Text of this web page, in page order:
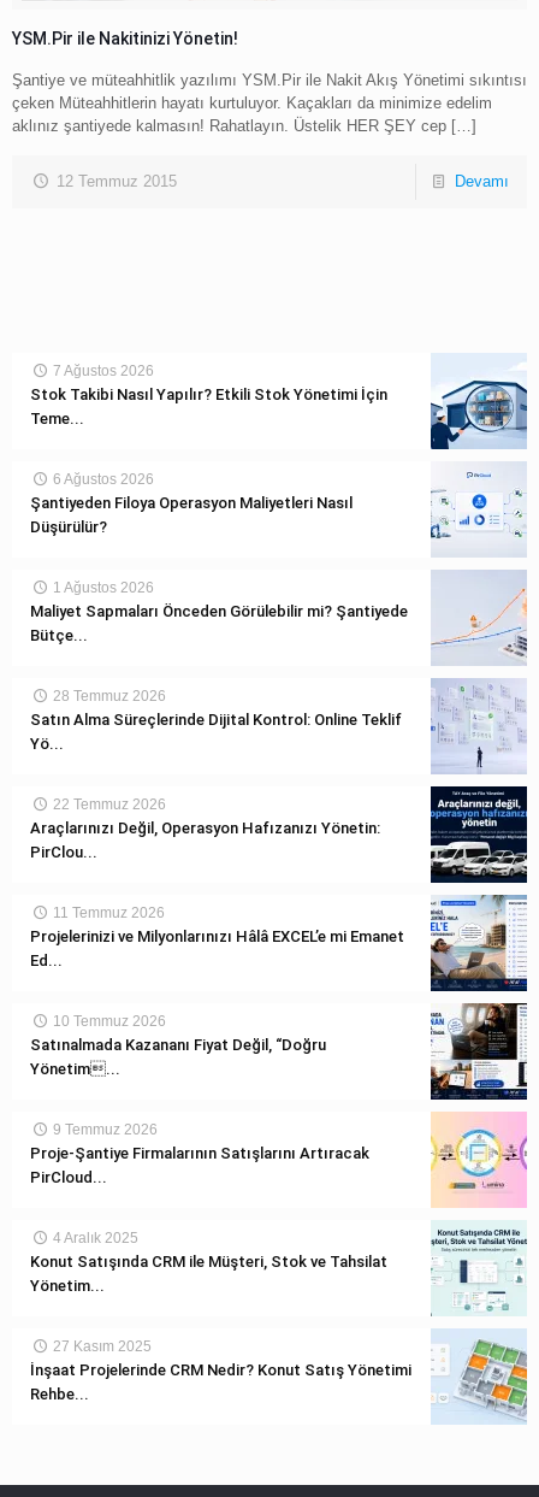
YSM.Pir ile Nakitinizi Yönetin!
Şantiye ve müteahhitlik yazılımı YSM.Pir ile Nakit Akış Yönetimi sıkıntısı
çeken Müteahhitlerin hayatı kurtuluyor. Kaçakları da minimize edelim
aklınız şantiyede kalmasın! Rahatlayın. Üstelik HER ŞEY cep […]
12 Temmuz 2015 Devamı
7 Ağustos 2026
Stok Takibi Nasıl Yapılır? Etkili Stok Yönetimi İçin
Teme...
6 Ağustos 2026
Şantiyeden Filoya Operasyon Maliyetleri Nasıl
Düşürülür?
1 Ağustos 2026
Maliyet Sapmaları Önceden Görülebilir mi? Şantiyede
Bütçe...
28 Temmuz 2026
Satın Alma Süreçlerinde Dijital Kontrol: Online Teklif
Yö...
22 Temmuz 2026
Araçlarınızı Değil, Operasyon Hafızanızı Yönetin:
PirClou...
11 Temmuz 2026
Projelerinizi ve Milyonlarınızı Hâlâ EXCEL’e mi Emanet
Ed...
10 Temmuz 2026
Satınalmada Kazananı Fiyat Değil, “Doğru
Yönetim...
9 Temmuz 2026
Proje-Şantiye Firmalarının Satışlarını Artıracak
PirCloud...
4 Aralık 2025
Konut Satışında CRM ile Müşteri, Stok ve Tahsilat
Yönetim...
27 Kasım 2025
İnşaat Projelerinde CRM Nedir? Konut Satış Yönetimi
Rehbe...